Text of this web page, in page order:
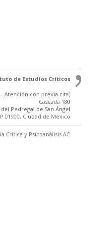
de Estudios Críticos
Atención con previa cita)
Cascada 180
Pedregal de San Ángel
01900, Ciudad de México
Crítica y Psicoanálisis AC